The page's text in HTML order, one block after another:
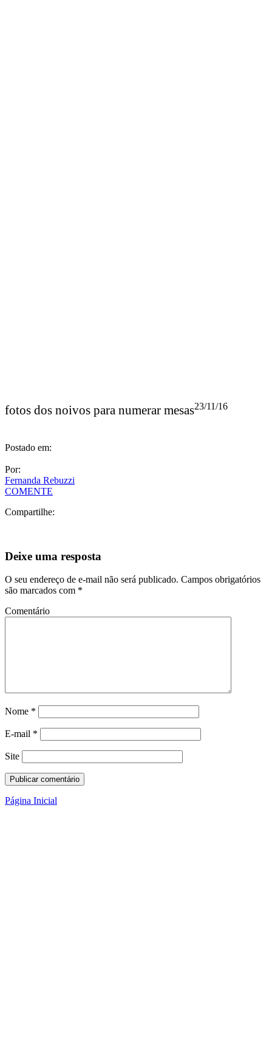
fotos dos noivos para numerar mesas23/11/16
Postado em:
Por:
Fernanda Rebuzzi
COMENTE
Compartilhe:
Deixe uma resposta
O seu endereço de e-mail não será publicado. Campos obrigatórios
são marcados com *
Comentário
Nome *
E-mail *
Site
Página Inicial